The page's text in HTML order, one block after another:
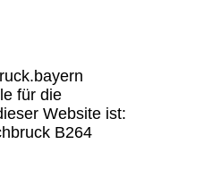
für die
Website ist:
B264